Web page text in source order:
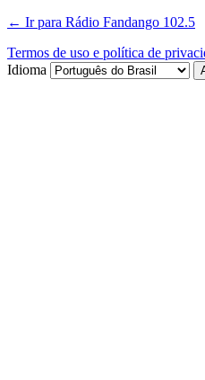
← Ir para Rádio Fandango 102.5
Termos de uso e política de
Idioma